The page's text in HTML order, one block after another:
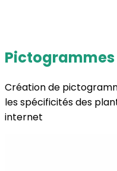
Pictogrammes
Création de
les spécificités des
internet